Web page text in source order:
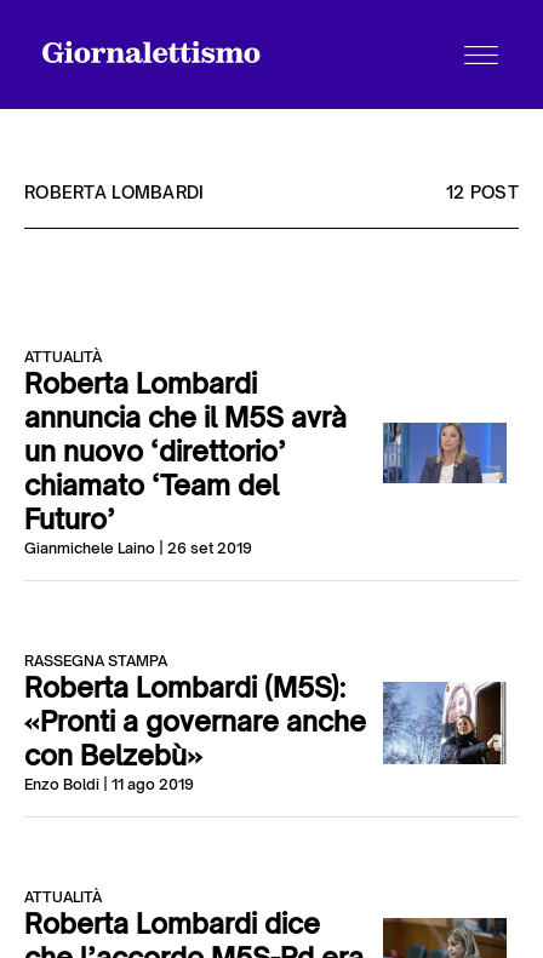
Chi siamo
Contatti
ROBERTA LOMBARDI 12 POST
ATTUALITÀ
Roberta Lombardi
annuncia che il M5S avrà
un nuovo ‘direttorio’
chiamato ‘Team del
Futuro’
Gianmichele Laino | 26 set 2019
RASSEGNA STAMPA
Roberta Lombardi (M5S):
«Pronti a governare anche
con Belzebù»
Enzo Boldi | 11 ago 2019
ATTUALITÀ
Roberta Lombardi dice